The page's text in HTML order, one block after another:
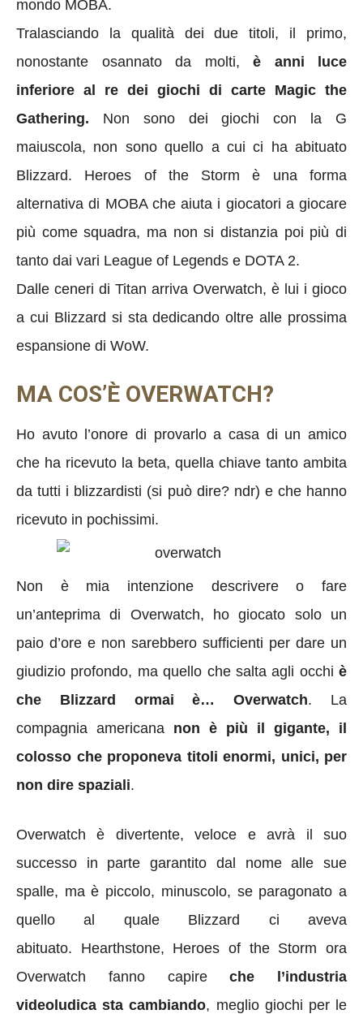
mondo MOBA.
Tralasciando la qualità dei due titoli, il primo,
nonostante osannato da molti, è anni luce
inferiore al re dei giochi di carte Magic the
Gathering. Non sono dei giochi con la G
maiuscola, non sono quello a cui ci ha abituato
Blizzard. Heroes of the Storm è una forma
alternativa di MOBA che aiuta i giocatori a giocare
più come squadra, ma non si distanzia poi più di
tanto dai vari League of Legends e DOTA 2.
Dalle ceneri di Titan arriva Overwatch, è lui i gioco
a cui Blizzard si sta dedicando oltre alle prossima
espansione di WoW.
MA COS’È OVERWATCH?
Ho avuto l’onore di provarlo a casa di un amico
che ha ricevuto la beta, quella chiave tanto ambita
da tutti i blizzardisti (si può dire? ndr) e che hanno
ricevuto in pochissimi.
Non è mia intenzione descrivere o fare
un’anteprima di Overwatch, ho giocato solo un
paio d’ore e non sarebbero sufficienti per dare un
giudizio profondo, ma quello che salta agli occhi è
che Blizzard ormai è… Overwatch. La
compagnia americana non è più il gigante, il
colosso che proponeva titoli enormi, unici, per
non dire spaziali.
Overwatch è divertente, veloce e avrà il suo
successo in parte garantito dal nome alle sue
spalle, ma è piccolo, minuscolo, se paragonato a
quello al quale Blizzard ci aveva
abituato. Hearthstone, Heroes of the Storm ora
Overwatch fanno capireche l’industria
videoludica sta cambiando, meglio giochi per le